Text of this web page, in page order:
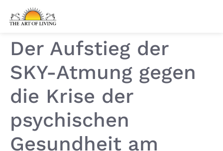
Der Aufstieg der
SKY-Atmung gegen
die Krise der
psychischen
Gesundheit am